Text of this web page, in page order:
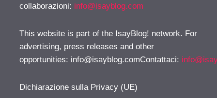
collaborazioni: info@isayblog.com
This website is part of the IsayBlog! network. For
advertising, press releases and other
opportunities: info@isayblog.comContattaci:
Dichiarazione sulla Privacy (UE)